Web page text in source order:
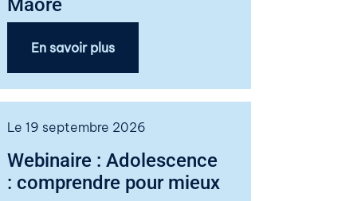
Maore
En savoir plus
Le 19 septembre 2026
Webinaire : Adolescence
: comprendre pour mieux